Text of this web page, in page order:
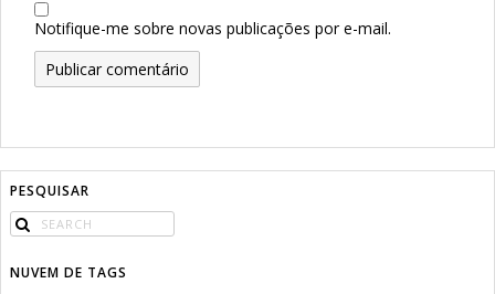
Notifique-me sobre novas publicações por e-mail.
PESQUISAR
NUVEM DE TAGS